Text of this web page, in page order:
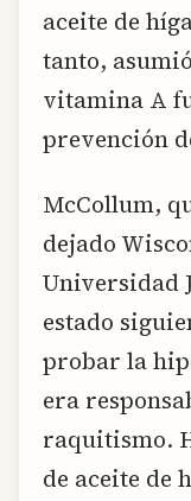
aceite de
tanto,
vitamina A
prevención
McCollum,
dejado
Universidad
estado
probar la
era
raquitismo.
de aceite de